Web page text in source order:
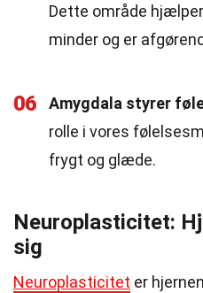
Dette område
minder og er
06 Amygdala styrer
rolle i vores
frygt og glæde.
Neuroplasticitet:
sig
Neuroplasticitet er